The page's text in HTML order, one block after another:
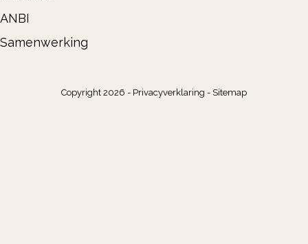
ANBI
Samenwerking
Copyright 2026 - Privacyverklaring - Sitemap